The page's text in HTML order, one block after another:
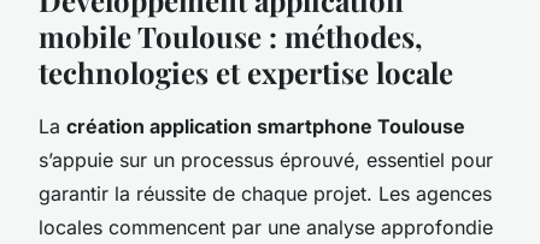
mobile Toulouse : méthodes,
technologies et expertise locale
La création application smartphone Toulouse
s’appuie sur un processus éprouvé, essentiel pour
garantir la réussite de chaque projet. Les agences
locales commencent par une analyse approfondie